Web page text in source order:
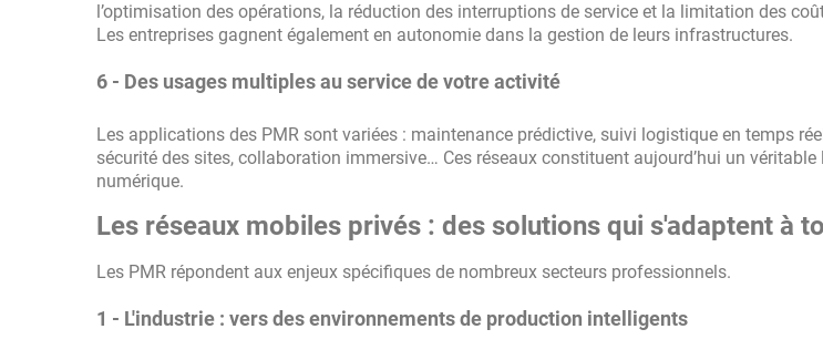
l’optimisation des opérations, la réduction des interruptions de service et la limitation des
Les entreprises gagnent également en autonomie dans la gestion de leurs infrastructures.
6 - Des usages multiples au service de votre activité
Les applications des PMR sont variées : maintenance prédictive, suivi logistique en temps
sécurité des sites, collaboration immersive… Ces réseaux constituent aujourd’hui un
numérique.
Les réseaux mobiles privés : des solutions qui s'adaptent à
Les PMR répondent aux enjeux spécifiques de nombreux secteurs professionnels.
1 - L'industrie : vers des environnements de production intelligents